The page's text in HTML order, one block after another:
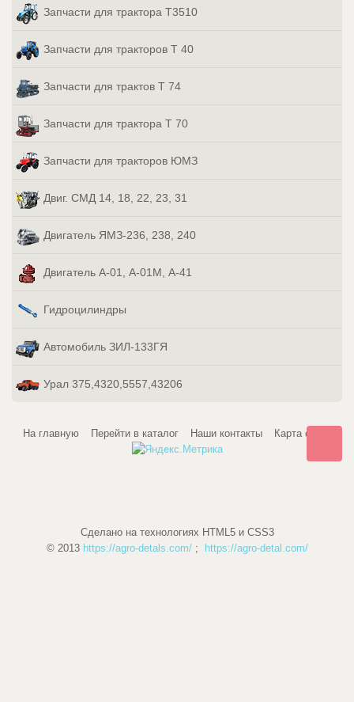
Запчасти для трактора Т3510
Запчасти для тракторов Т 40
Запчасти для трактов Т 74
Запчасти для трактора Т 70
Запчасти для тракторов ЮМЗ
Двиг. СМД 14, 18, 22, 23, 31
Двигатель ЯМЗ-236, 238, 240
Двигатель А-01, А-01М, А-41
Гидроцилиндры
Автомобиль ЗИЛ-133ГЯ
Урал 375,4320,5557,43206
На главную Перейти в каталог Наши контакты Карта сайта
Сделано на технологиях HTML5 и CSS3
© 2013 https://agro-detals.com/; https://agro-detal.com/